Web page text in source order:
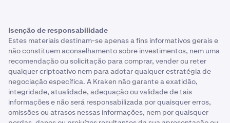
Isenção de responsabilidade
Estes materiais destinam-se apenas a fins informativos gerais e
não constituem aconselhamento sobre investimentos, nem uma
recomendação ou solicitação para comprar, vender ou reter
qualquer criptoativo nem para adotar qualquer estratégia de
negociação específica. A Kraken não garante a exatidão,
integridade, atualidade, adequação ou validade de tais
informações e não será responsabilizada por quaisquer erros,
omissões ou atrasos nessas informações, nem por quaisquer